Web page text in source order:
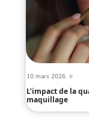
10 mars 2026
L’impact de la
maquillage